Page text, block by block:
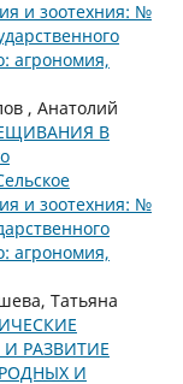
и зоотехния: №
агрономия,
, Анатолий
В
и зоотехния: №
агрономия,
Татьяна
РАЗВИТИЕ
И